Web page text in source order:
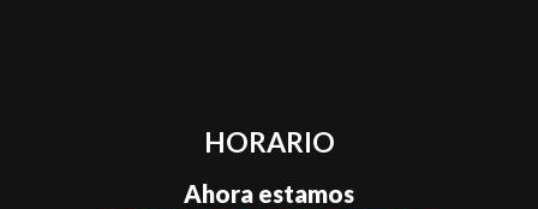
HORARIO
Ahora estamos